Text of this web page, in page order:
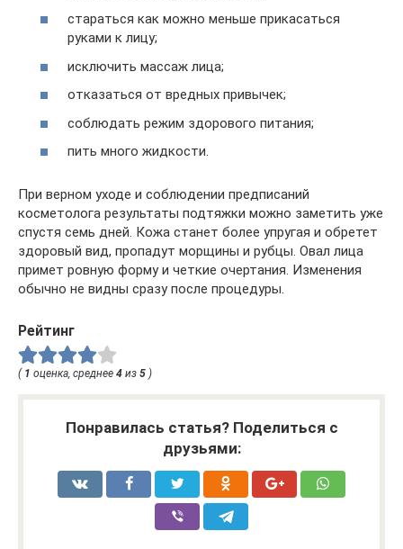
стараться как можно меньше прикасаться
руками к лицу;
исключить массаж лица;
отказаться от вредных привычек;
соблюдать режим здорового питания;
пить много жидкости.
При верном уходе и соблюдении предписаний
косметолога результаты подтяжки можно заметить уже
спустя семь дней. Кожа станет более упругая и обретет
здоровый вид, пропадут морщины и рубцы. Овал лица
примет ровную форму и четкие очертания. Изменения
обычно не видны сразу после процедуры.
Рейтинг
( 1 оценка, среднее 4 из 5 )
Понравилась статья? Поделиться с
друзьями: